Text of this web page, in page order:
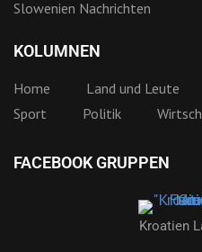
Slowenien Nachrichten
KOLUMNEN
Home Land und Leute
Sport
Politik
FACEBOOK GRUPPEN
Kroatien